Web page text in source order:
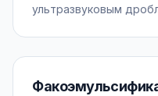
ультразвуковым